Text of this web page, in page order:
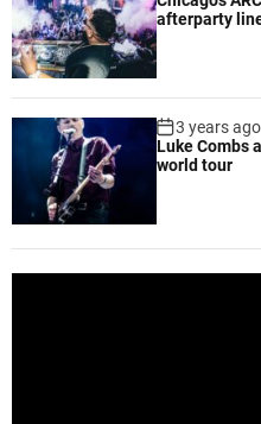
afterparty
3 years ago
Luke Combs
world tour